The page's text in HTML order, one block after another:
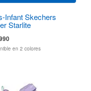
Infant Skechers
Starlite
en 2 colores